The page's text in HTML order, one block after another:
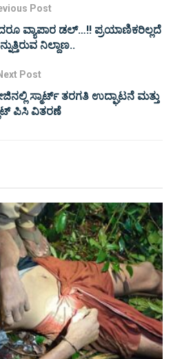
Post
ವ್ಯಾಪಾರ ಡಲ್…!! ಪ್ರಯಾಣಿಕರಿಲ್ಲದೆ
ನಿಲ್ದಾಣ..
Post
ಸ್ಮಾರ್ಟ್ ತರಗತಿ ಉದ್ಘಾಟನೆ ಮತ್ತು
ಪಿಸಿ ವಿತರಣೆ